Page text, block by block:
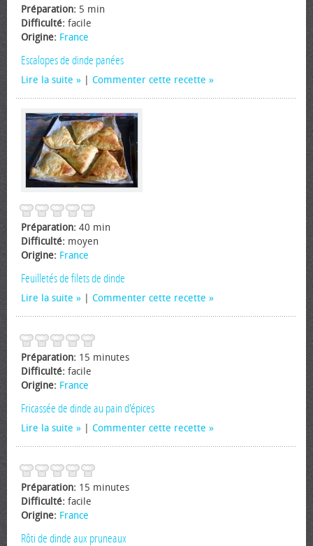
Préparation: 5 min
Difficulté: facile
Origine: France
Escalopes de dinde panées
Lire la suite Commenter cette recette
Préparation: 40 min
Difficulté: moyen
Origine: France
Feuilletés de filets de dinde
Lire la suite Commenter cette recette
Préparation: 15 minutes
Difficulté: facile
Origine: France
Fricassée de dinde au pain d'épices
Lire la suite Commenter cette recette
Préparation: 15 minutes
Difficulté: facile
Origine: France
Rôti de dinde aux pruneaux